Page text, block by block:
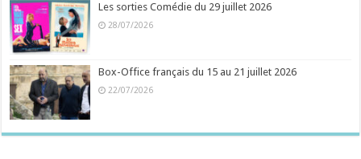
Les sorties Comédie du 29 juillet 2026
28/07/2026
Box-Office français du 15 au 21 juillet 2026
22/07/2026